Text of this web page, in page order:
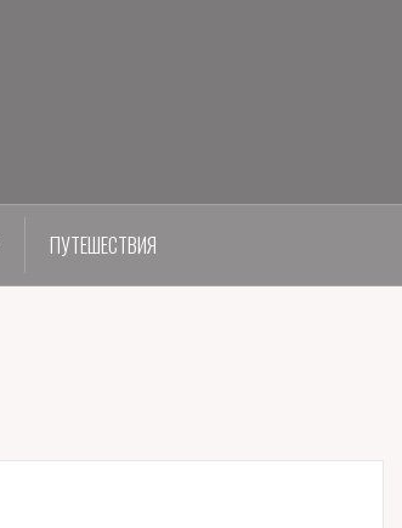
ПУТЕШЕСТВИЯ